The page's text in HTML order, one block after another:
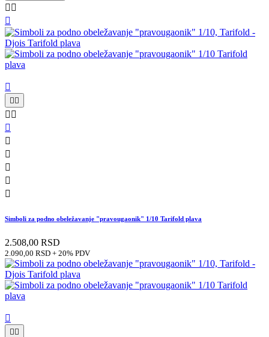
 


 
 






Simboli za podno obeležavanje "pravougaonik" 1/10 Tarifold plava
2.508,00 RSD
2.090,00 RSD + 20% PDV

 